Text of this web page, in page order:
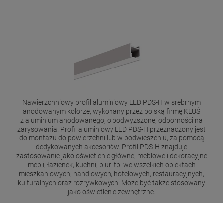
Nawierzchniowy profil aluminiowy LED PDS-H w srebrnym
anodowanym kolorze, wykonany przez polską firmę KLUŚ
z aluminium anodowanego, o podwyższonej odporności na
zarysowania. Profil aluminiowy LED PDS-H przeznaczony jest
do montażu do powierzchni lub w podwieszeniu, za pomocą
dedykowanych akcesoriów. Profil PDS-H znajduje
zastosowanie jako oświetlenie główne, meblowe i dekoracyjne
mebli, łazienek, kuchni, biur itp. we wszelkich obiektach
mieszkaniowych, handlowych, hotelowych, restauracyjnych,
kulturalnych oraz rozrywkowych. Może być także stosowany
jako oświetlenie zewnętrzne.